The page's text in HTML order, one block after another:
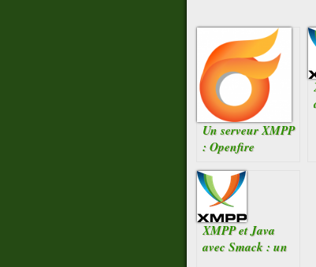
Un serveur XMPP
: Openfire
XMPP et Java
avec Smack : un